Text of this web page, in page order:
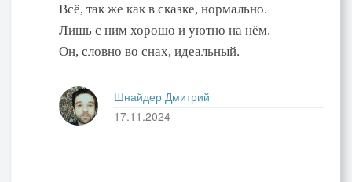
Всё, так же как в сказке, нормально.
Лишь с ним хорошо и уютно на нём.
Он, словно во снах, идеальный.
Шнайдер Дмитрий
17.11.2024